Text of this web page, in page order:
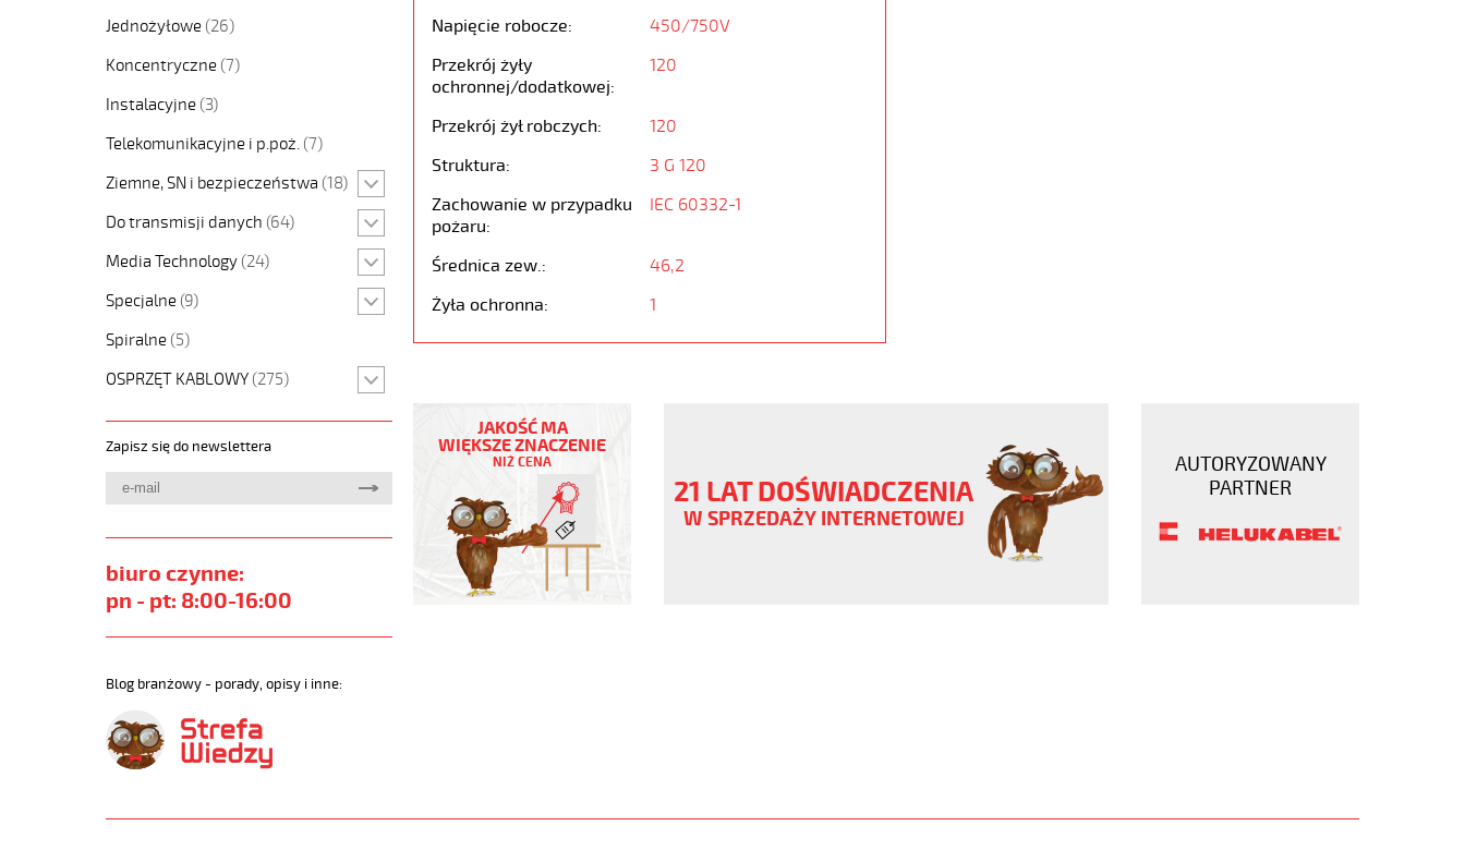
Jednożyłowe (26)
Koncentryczne (7)
Instalacyjne (3)
Telekomunikacyjne i p.poż. (7)
Ziemne, SN i bezpieczeństwa (18)
Do transmisji danych (64)
Media Technology (24)
Specjalne (9)
Spiralne (5)
OSPRZĘT KABLOWY (275)
Zapisz się do newslettera
biuro czynne:
pn - pt: 8:00-16:00
Blog branżowy - porady, opisy i inne:
Napięcie robocze:
450/750V
Przekrój żyły
ochronnej/dodatkowej:
120
Przekrój żył robczych:
120
Struktura:
3 G 120
Zachowanie w przypadku
pożaru:
IEC 60332-1
Średnica zew.:
46,2
Żyła ochronna:
1
3G120
Kabel
450/750V
kolorowe
https://www.static.helukabel-
sklep.pl/upload/galleries/products/1510-
JAKOŚĆ MA
WIĘKSZE ZNACZENIE
NIŻ CENA
21 LAT DOŚWIADCZENIA
W SPRZEDAŻY INTERNETOWEJ
AUTORYZOWANY
PARTNER